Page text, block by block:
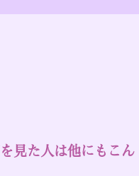
見た人は他にもこん